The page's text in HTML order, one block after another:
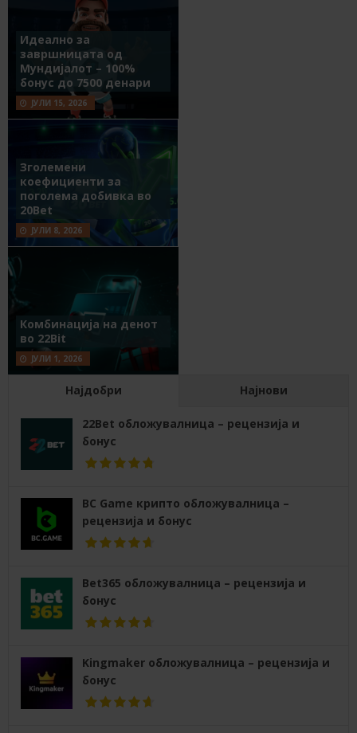
Идеално за
завршницата од
Мундијалот – 100%
бонус до 7500 денари
ЈУЛИ 15, 2026
Зголемени
коефициенти за
поголема добивка во
20Bet
ЈУЛИ 8, 2026
Комбинација на денот
во 22Bit
ЈУЛИ 1, 2026
Најдобри Најнови
22Bet обложувалница – рецензија и
бонус
BC Game крипто обложувалница –
рецензија и бонус
Bet365 обложувалница – рецензија и
бонус
Kingmaker обложувалница – рецензија и
бонус